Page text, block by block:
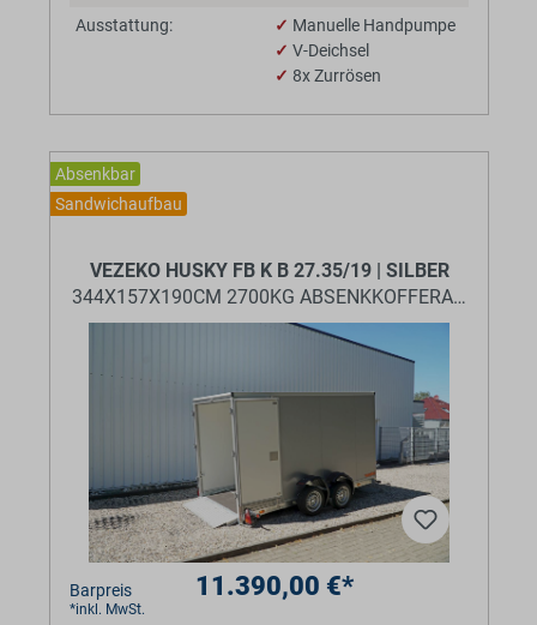
Ausstattung:
✓ Manuelle Handpumpe
✓ V-Deichsel
✓ 8x Zurrösen
Absenkbar
Sandwichaufbau
VEZEKO HUSKY FB K B 27.35/19 | SILBER
344X157X190CM 2700KG
Barpreis 11.390,00 €*
*inkl. MwSt.